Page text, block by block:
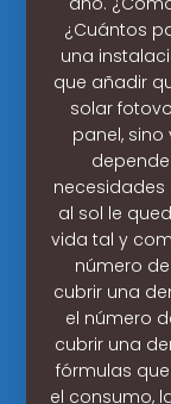
¿Cuántos
una
que añadir
solar
panel,
necesidades
al sol le
vida tal y
número
cubrir una
el número
cubrir una
fórmulas
el consumo,